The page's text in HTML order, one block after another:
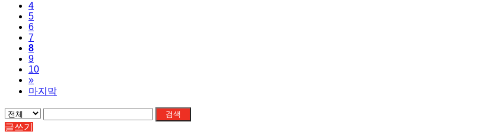
4
5
6
7
8
9
10
»
마지막
검색
글쓰기